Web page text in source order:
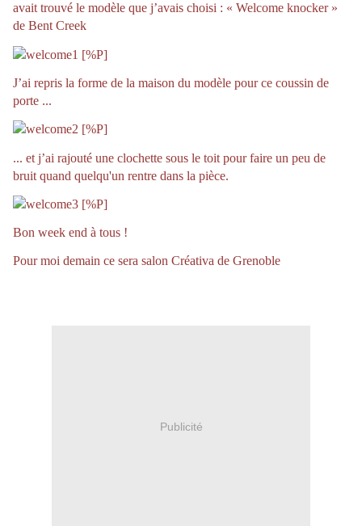
avait trouvé le modèle que j’avais choisi : « Welcome knocker »
de Bent Creek
J’ai repris la forme de la maison du modèle pour ce coussin de
porte ...
... et j’ai rajouté une clochette sous le toit pour faire un peu de
bruit quand quelqu'un rentre dans la pièce.
Bon week end à tous !
Pour moi demain ce sera salon Créativa de Grenoble
Publicité